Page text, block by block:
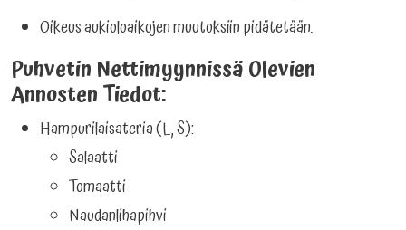
Oikeus aukioloaikojen muutoksiin pidätetään.
Puhvetin Nettimyynnissä Olevien
Annosten Tiedot:
Hampurilaisateria (L, S):
Salaatti
Tomaatti
Naudanlihapihvi